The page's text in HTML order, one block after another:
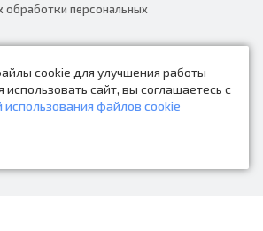
cookie для улучшения работы
сайт, вы соглашаетесь с
использования файлов cookie
обработки персональных
и оплата